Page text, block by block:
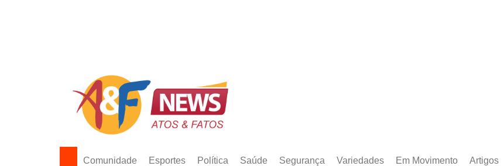
Comunidade Esportes Política Saúde Segurança Variedades Em Movimento Artigos